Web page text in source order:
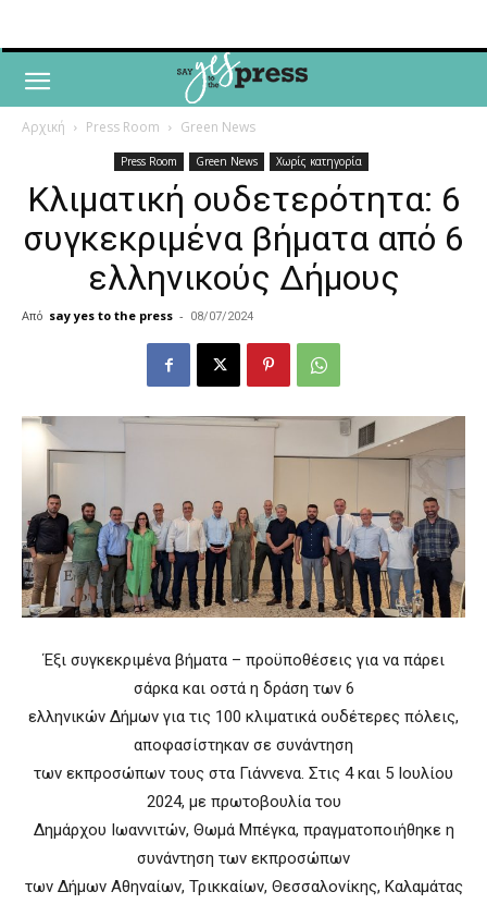
Αρχική Press Room Green News
Press Room Green News Χωρίς κατηγορία
Κλιματική ουδετερότητα: 6
συγκεκριμένα βήματα από 6
ελληνικούς Δήμους
Από say yes to the press - 08/07/2024
Έξι συγκεκριμένα βήματα – προϋποθέσεις για να πάρει
σάρκα και οστά η δράση των 6
ελληνικών Δήμων για τις 100 κλιματικά ουδέτερες πόλεις,
αποφασίστηκαν σε συνάντηση
των εκπροσώπων τους στα Γιάννενα. Στις 4 και 5 Ιουλίου
2024, με πρωτοβουλία του
Δημάρχου Ιωαννιτών, Θωμά Μπέγκα, πραγματοποιήθηκε η
συνάντηση των εκπροσώπων
των Δήμων Αθηναίων, Τρικκαίων, Θεσσαλονίκης, Καλαμάτας